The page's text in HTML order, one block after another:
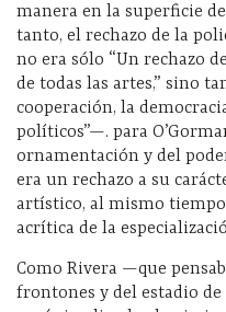
manera en la superficie
tanto, el rechazo de la
no era sólo “Un rechazo
de todas las artes,” sino
cooperación, la
políticos”—. para
ornamentación y del
era un rechazo a su
artístico, al mismo
acrítica de la
Como Rivera —que
frontones y del estadio